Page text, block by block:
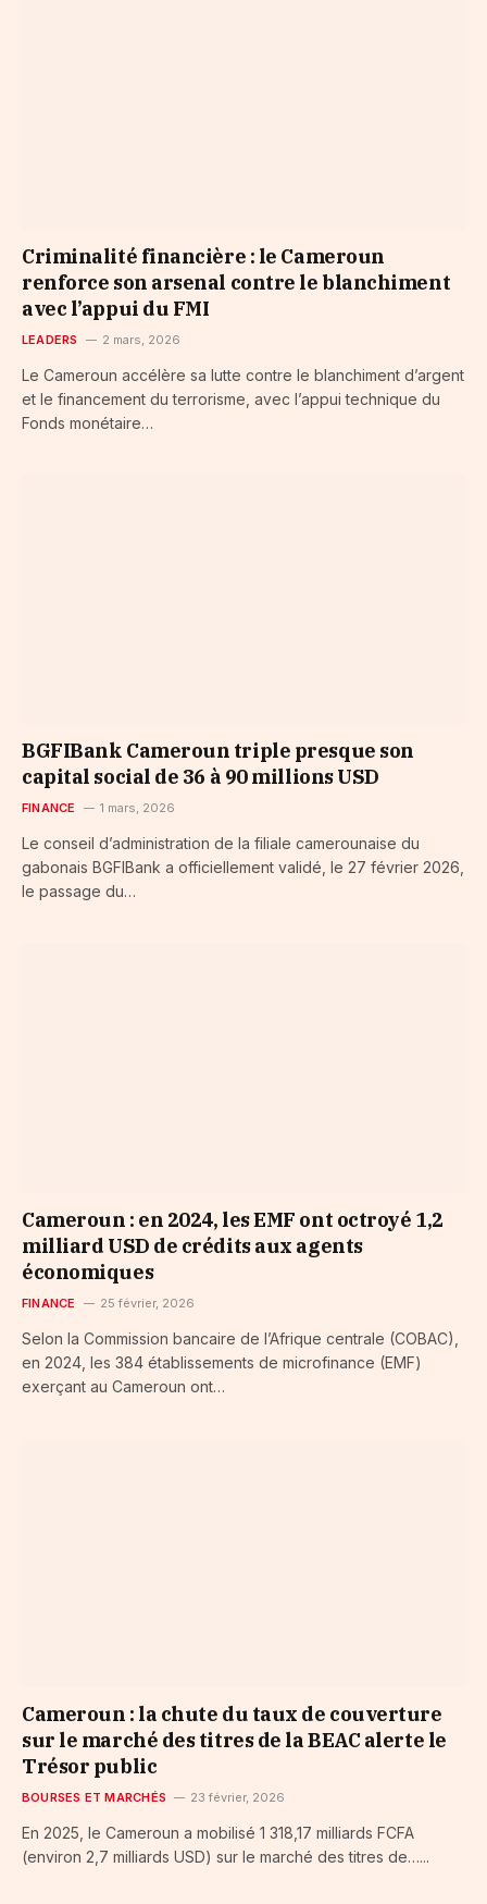
Criminalité financière : le Cameroun
renforce son arsenal contre le blanchiment
avec l’appui du FMI
LEADERS 2 mars, 2026
Le Cameroun accélère sa lutte contre le blanchiment d’argent
et le financement du terrorisme, avec l’appui technique du
Fonds monétaire…
BGFIBank Cameroun triple presque son
capital social de 36 à 90 millions USD
FINANCE 1 mars, 2026
Le conseil d’administration de la filiale camerounaise du
gabonais BGFIBank a officiellement validé, le 27 février 2026,
le passage du…
Cameroun : en 2024, les EMF ont octroyé 1,2
milliard USD de crédits aux agents
économiques
FINANCE 25 février, 2026
Selon la Commission bancaire de l’Afrique centrale (COBAC),
en 2024, les 384 établissements de microfinance (EMF)
exerçant au Cameroun ont…
Cameroun : la chute du taux de couverture
sur le marché des titres de la BEAC alerte le
Trésor public
BOURSES ET MARCHÉS 23 février, 2026
En 2025, le Cameroun a mobilisé 1 318,17 milliards FCFA
(environ 2,7 milliards USD) sur le marché des titres de…...